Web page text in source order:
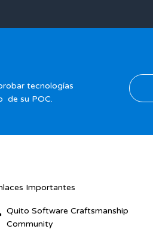
tecnologías
de su POC.
Importantes
Quito Software Craftsmanship
Community